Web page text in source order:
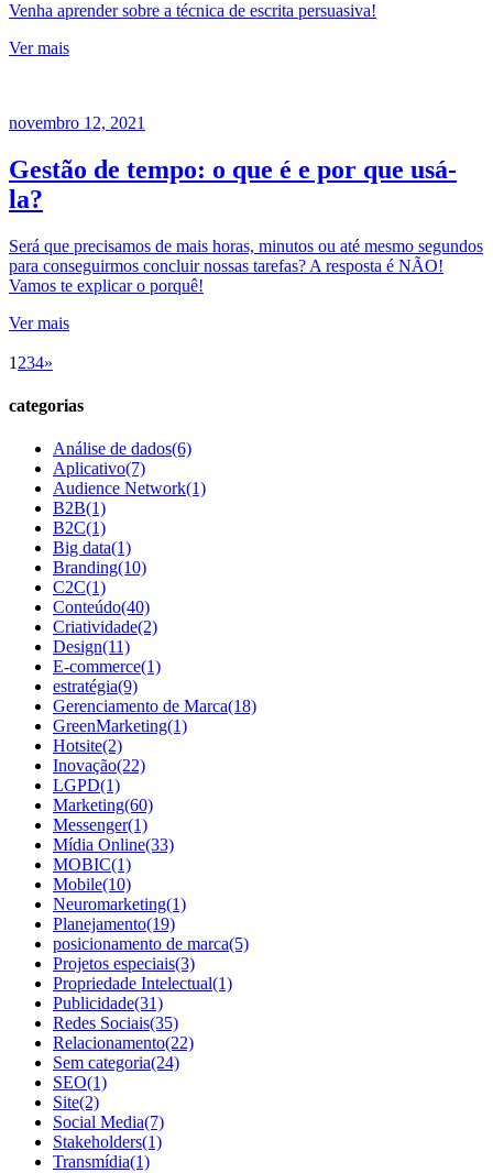
Venha aprender sobre a técnica de escrita persuasiva!
Ver mais
novembro 12, 2021
Gestão de tempo: o que é e por que usá-
la?
Será que precisamos de mais horas, minutos ou até mesmo segundos
para conseguirmos concluir nossas tarefas? A resposta é NÃO!
Vamos te explicar o porquê!
Ver mais
1 234»
categorias
Análise de dados(6)
Aplicativo(7)
Audience Network(1)
B2B(1)
B2C(1)
Big data(1)
Branding(10)
C2C(1)
Conteúdo(40)
Criatividade(2)
Design(11)
E-commerce(1)
estratégia(9)
Gerenciamento de Marca(18)
GreenMarketing(1)
Hotsite(2)
Inovação(22)
LGPD(1)
Marketing(60)
Messenger(1)
Mídia Online(33)
MOBIC(1)
Mobile(10)
Neuromarketing(1)
Planejamento(19)
posicionamento de marca(5)
Projetos especiais(3)
Propriedade Intelectual(1)
Publicidade(31)
Redes Sociais(35)
Relacionamento(22)
Sem categoria(24)
SEO(1)
Site(2)
Social Media(7)
Stakeholders(1)
Transmídia(1)